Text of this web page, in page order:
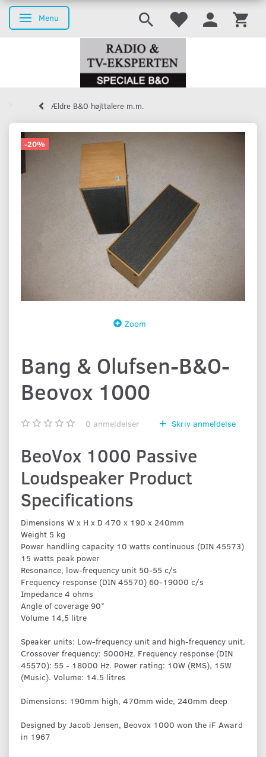
Skifte navigation
Menu
Ældre B&O højttalere m.m.
-20%
Zoom
Bang & Olufsen-B&O-
Beovox 1000
0 anmeldelser Skriv anmeldelse
BeoVox 1000 Passive
Loudspeaker Product
Specifications
Dimensions W x H x D 470 x 190 x 240mm
Weight 5 kg
Power handling capacity 10 watts continuous (DIN 45573)
15 watts peak power
Resonance, low-frequency unit 50-55 c/s
Frequency response (DIN 45570) 60-19000 c/s
Impedance 4 ohms
Angle of coverage 90°
Volume 14,5 litre
Speaker units: Low-frequency unit and high-frequency unit.
Crossover frequency: 5000Hz. Frequency response (DIN
45570): 55 - 18000 Hz. Power rating: 10W (RMS), 15W
(Music). Volume: 14.5 litres
Dimensions: 190mm high, 470mm wide, 240mm deep
Designed by Jacob Jensen, Beovox 1000 won the iF Award
in 1967